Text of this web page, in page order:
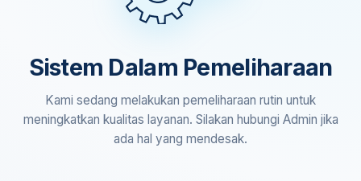
Sistem Dalam Pemeliharaan
Kami sedang melakukan pemeliharaan rutin untuk
meningkatkan kualitas layanan. Silakan hubungi Admin jika
ada hal yang mendesak.